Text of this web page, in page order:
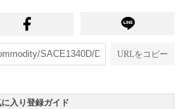
URLをコピー
に入り登録ガイド